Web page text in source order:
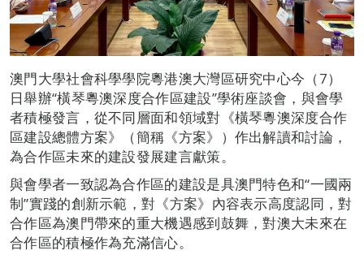
澳門大學社會科學學院粵港澳大灣區研究中心今（7）
日舉辦“橫琴粵澳深度合作區建設”學術座談會，與會學
者積極發言，從不同層面和領域對《橫琴粵澳深度合作
區建設總體方案》（簡稱《方案》）作出解讀和討論，
為合作區未來的建設發展建言獻策。
與會學者一致認為合作區的建設是具澳門特色和“一國兩
制”實踐的創新示範，對《方案》內容表示高度認同，對
合作區為澳門帶來的重大機遇感到鼓舞，對澳大未來在
合作區的積極作為充滿信心。